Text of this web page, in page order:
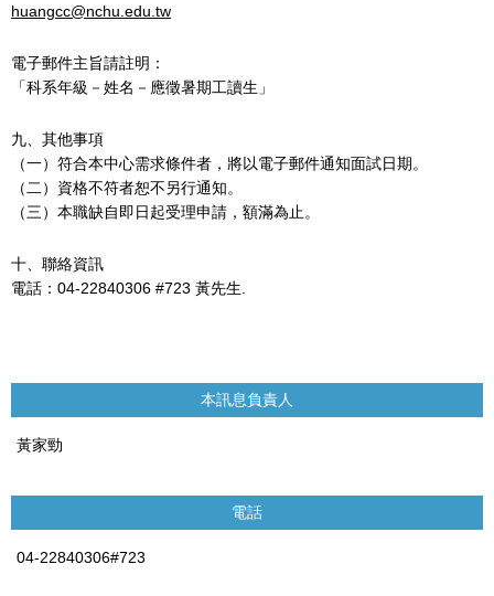
huangcc@nchu.edu.tw
電子郵件主旨請註明：
「科系年級－姓名－應徵暑期工讀生」
九、其他事項
（一）符合本中心需求條件者，將以電子郵件通知面試日期。
（二）資格不符者恕不另行通知。
（三）本職缺自即日起受理申請，額滿為止。
十、聯絡資訊
電話：04-22840306 #723 黃先生.
本訊息負責人
黃家勁
電話
04-22840306#723